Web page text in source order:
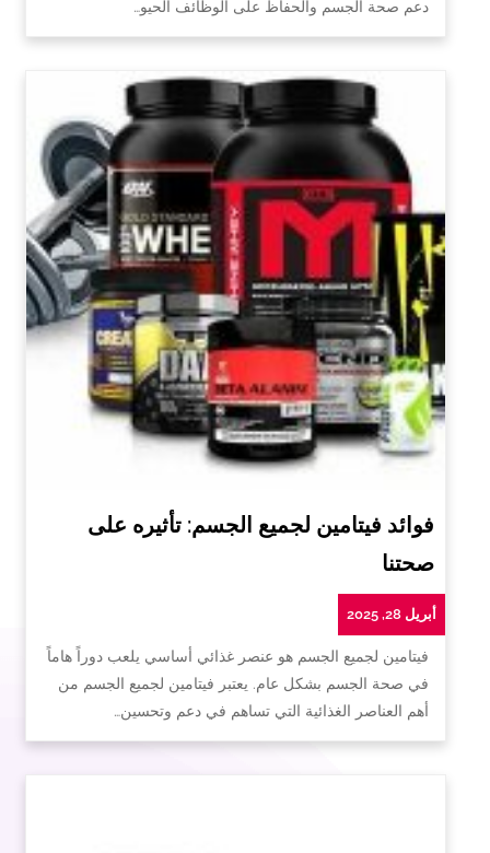
دعم صحة الجسم والحفاظ على الوظائف الحيو…
فوائد فيتامين لجميع الجسم: تأثيره على
صحتنا
أبريل 28, 2025
فيتامين لجميع الجسم هو عنصر غذائي أساسي يلعب دوراً هاماً
في صحة الجسم بشكل عام. يعتبر فيتامين لجميع الجسم من
أهم العناصر الغذائية التي تساهم في دعم وتحسين…